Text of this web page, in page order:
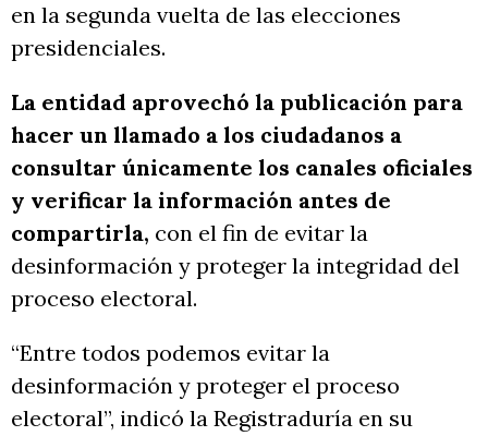
en la segunda vuelta de las elecciones
presidenciales.
La entidad aprovechó la publicación para
hacer un llamado a los ciudadanos a
consultar únicamente los canales oficiales
y verificar la información antes de
compartirla, con el fin de evitar la
desinformación y proteger la integridad del
proceso electoral.
“Entre todos podemos evitar la
desinformación y proteger el proceso
electoral”, indicó la Registraduría en su